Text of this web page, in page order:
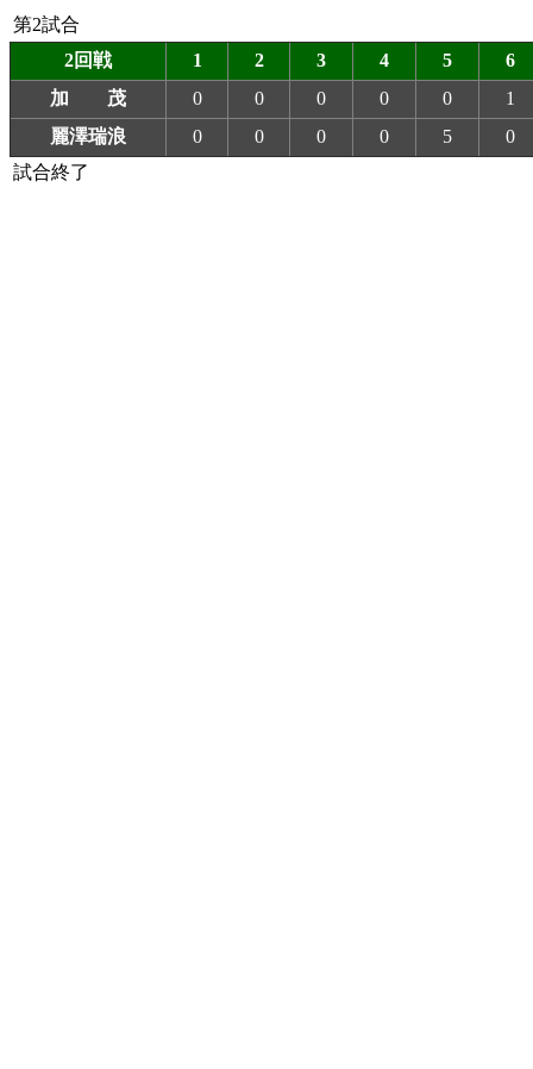
第2試合
2回戦
1 2 3 4 5
6
加 茂
0 0 0 0 0
1
麗澤瑞浪
0 0 0 0 5
0
試合終了